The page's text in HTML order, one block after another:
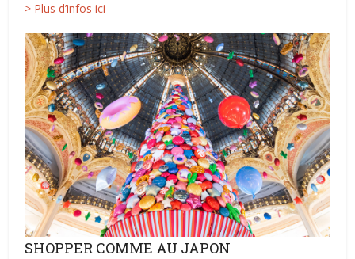
> Plus d’infos ici
SHOPPER COMME AU JAPON